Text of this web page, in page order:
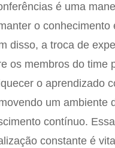
é uma
o conhecimento
disso, a troca de
os membros do time
o aprendizado
um ambiente
contínuo. Essa
constante é